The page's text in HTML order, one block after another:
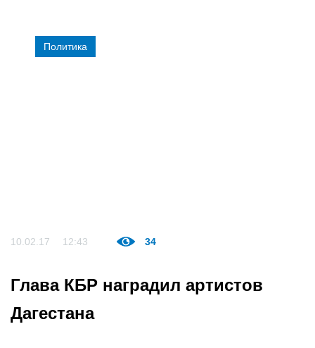
Политика
10.02.17 12:43 34
Глава КБР наградил артистов
Дагестана